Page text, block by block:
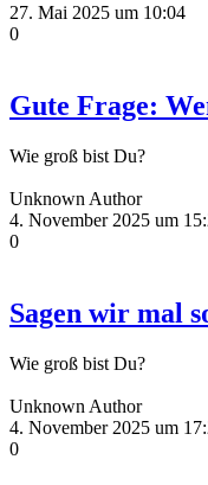
27. Mai 2025 um 10:04
0
Gute Frage:
Wie groß bist Du?
Unknown Author
4. November 2025 um
0
Sagen wir mal
Wie groß bist Du?
Unknown Author
4. November 2025 um
0